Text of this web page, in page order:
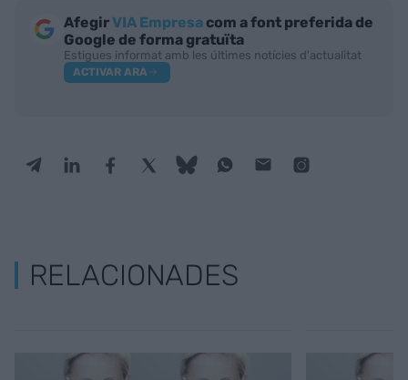
AfegirVIA Empresa com a font preferida de
Google de forma gratuïta
Estigues informat amb les últimes notícies d'actualitat
ACTIVAR ARA
RELACIONADES